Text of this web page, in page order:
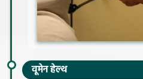
वूमेन हेल्थ